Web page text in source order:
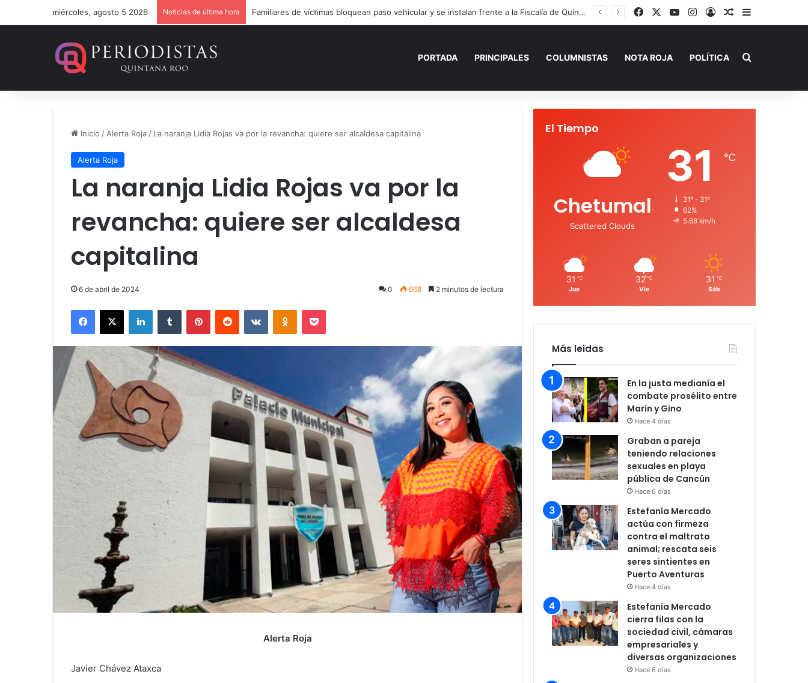
miércoles, agosto 5 2026 Noticias de última hora Renán Sánchez Tajonar lanza programa de entrega de kits de libretas para estudiantes cozumeleños FacebookYouTubeInstagram
AccesoPublicación al
Barra lateral
PORTADA PRINCIPALES COLUMNISTAS NOTA ROJA POLÍTICA Buscar por
Inicio / Alerta Roja / La naranja Lidia Rojas va por la revancha: quiere ser alcaldesa capitalina
Alerta Roja
La naranja Lidia Rojas va por la
revancha: quiere ser alcaldesa
capitalina
6 de abril de 2024 0 668 2 minutos de lectura
Facebook
X LinkedInTumblr PinterestReddit VKontakteOdnoklassniki
Pocket
Alerta Roja
Javier Chávez Ataxca
El Tiempo
Chetumal
Scattered Clouds
31 ℃
31º - 31º
62%
5.68 km/h
31 ℃
Jue
32 ℃
Vie
31 ℃
Sáb
Más leidas
En la justa medianía el
combate prosélito entre
Marín y Gino
Hace 4 días
Graban a pareja
teniendo relaciones
sexuales en playa
pública de Cancún
Hace 6 días
Estefanía Mercado
actúa con firmeza
contra el maltrato
animal; rescata seis
seres sintientes en
Puerto Aventuras
Hace 4 días
Estefanía Mercado
cierra filas con la
sociedad civil, cámaras
empresariales y
diversas organizaciones
Hace 6 días